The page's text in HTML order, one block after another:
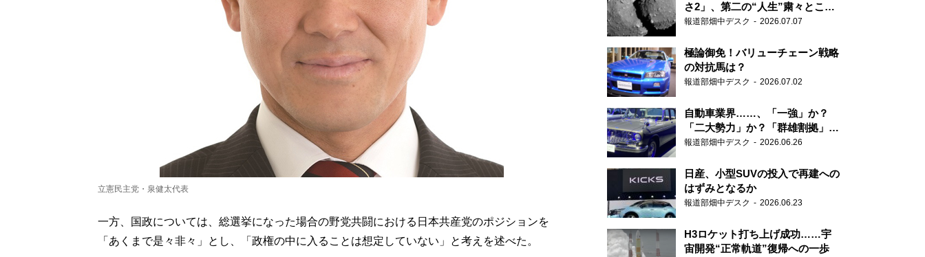
立憲民主党・泉健太代表
一方、国政については、総選挙になった場合の野党共闘における日本共産党のポジションを
「あくまで是々非々」とし、「政権の中に入ることは想定していない」と考えを述べた。
さ2」、第二の“人生”粛々とこな
す
報道部畑中デスク 2026.07.07
極論御免！バリューチェーン戦略
の対抗馬は？
報道部畑中デスク 2026.07.02
自動車業界……、「一強」か？
「二大勢力」か？「群雄割拠」
か？
報道部畑中デスク 2026.06.26
日産、小型SUVの投入で再建への
はずみとなるか
報道部畑中デスク 2026.06.23
H3ロケット打ち上げ成功……宇
宙開発“正常軌道”復帰への一歩